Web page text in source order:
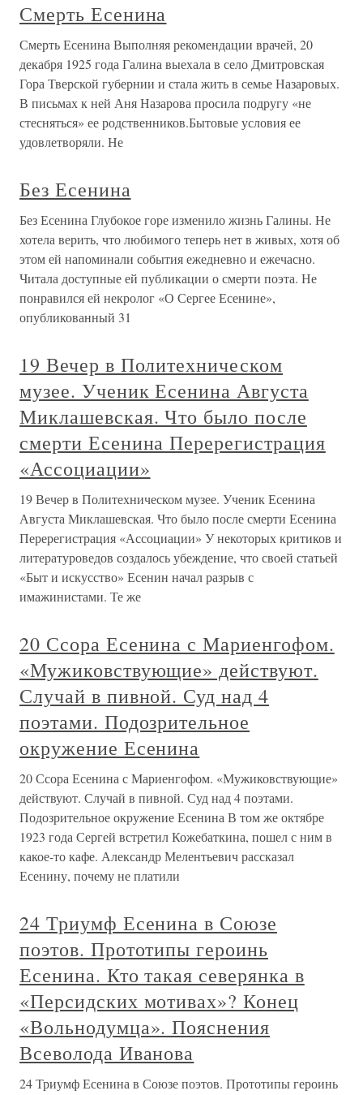
Смерть Есенина
Смерть Есенина Выполняя рекомендации врачей, 20
декабря 1925 года Галина выехала в село Дмитровская
Гора Тверской губернии и стала жить в семье Назаровых.
В письмах к ней Аня Назарова просила подругу «не
стесняться» ее родственников.Бытовые условия ее
удовлетворяли. Не
Без Есенина
Без Есенина Глубокое горе изменило жизнь Галины. Не
хотела верить, что любимого теперь нет в живых, хотя об
этом ей напоминали события ежедневно и ежечасно.
Читала доступные ей публикации о смерти поэта. Не
понравился ей некролог «О Сергее Есенине»,
опубликованный 31
19 Вечер в Политехническом
музее. Ученик Есенина Августа
Миклашевская. Что было после
смерти Есенина Перерегистрация
«Ассоциации»
19 Вечер в Политехническом музее. Ученик Есенина
Августа Миклашевская. Что было после смерти Есенина
Перерегистрация «Ассоциации» У некоторых критиков и
литературоведов создалось убеждение, что своей статьей
«Быт и искусство» Есенин начал разрыв с
имажинистами. Те же
20 Ссора Есенина с Мариенгофом.
«Мужиковствующие» действуют.
Случай в пивной. Суд над 4
поэтами. Подозрительное
окружение Есенина
20 Ссора Есенина с Мариенгофом. «Мужиковствующие»
действуют. Случай в пивной. Суд над 4 поэтами.
Подозрительное окружение Есенина В том же октябре
1923 года Сергей встретил Кожебаткина, пошел с ним в
какое-то кафе. Александр Мелентьевич рассказал
Есенину, почему не платили
24 Триумф Есенина в Союзе
поэтов. Прототипы героинь
Есенина. Кто такая северянка в
«Персидских мотивах»? Конец
«Вольнодумца». Пояснения
Всеволода Иванова
24 Триумф Есенина в Союзе поэтов. Прототипы героинь